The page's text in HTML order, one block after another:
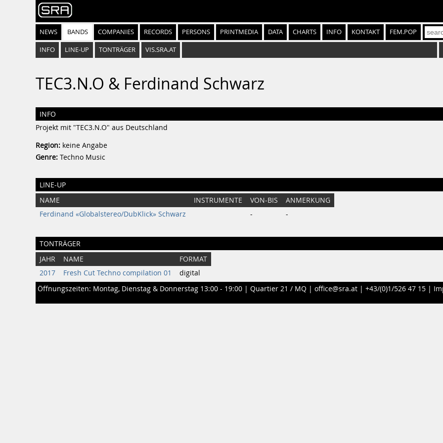
NEWS BANDS COMPANIES RECORDS PERSONS PRINTMEDIA DATA CHARTS INFO KONTAKT FEM.POP
INFO LINE-UP TONTRÄGER VIS.SRA.AT
TEC3.N.O & Ferdinand Schwarz
INFO
Projekt mit "TEC3.N.O" aus Deutschland
Region: keine Angabe
Genre: Techno Music
LINE-UP
NAME INSTRUMENTE VON-BIS
ANMERKUNG
Ferdinand «Globalstereo/DubKlick» Schwarz
- -
TONTRÄGER
JAHR NAME
FORMAT
2017
Fresh Cut Techno compilation 01
digital
Öffnungszeiten: Montag, Dienstag & Donnerstag 13:00 - 19:00 | Quartier 21 / MQ | office@sra.at | +43/(0)1/526 47 15 |